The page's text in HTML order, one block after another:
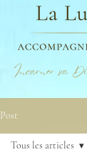
Incarner sa
Post
Tous les articles